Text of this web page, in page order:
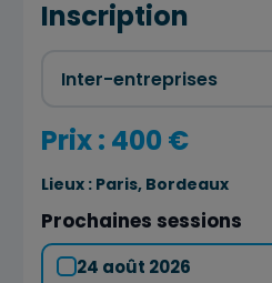
Inscription
Prix : 400 €
Lieux : Paris, Bordeaux
Prochaines sessions
24 août 2026